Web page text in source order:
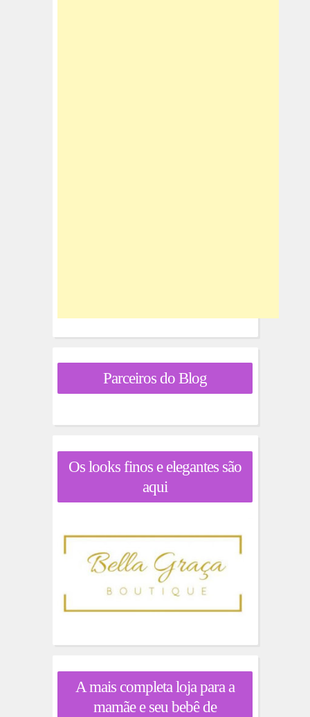
Parceiros do Blog
Os looks finos e elegantes são
aqui
A mais completa loja para a
mamãe e seu bebê de